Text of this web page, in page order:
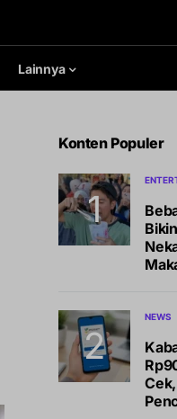
Lainnya
Konten Populer
NEWS